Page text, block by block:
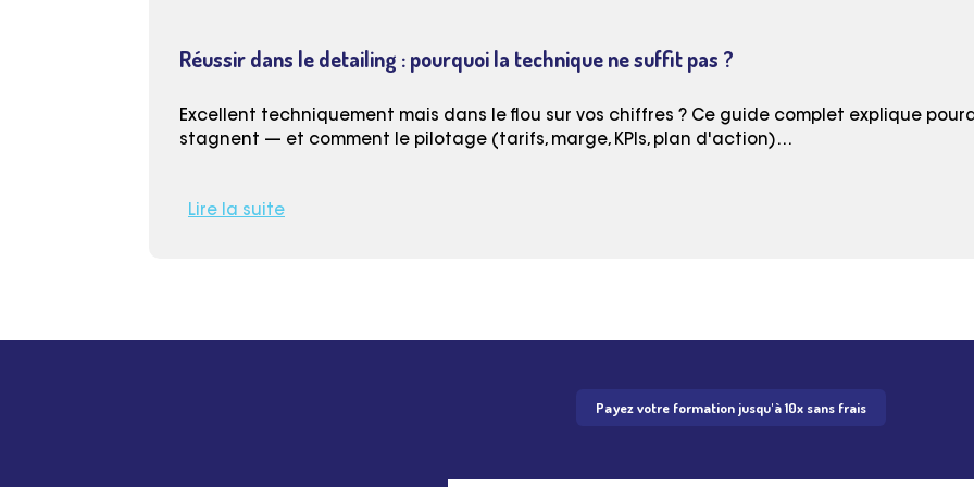
Réussir dans le detailing : pourquoi la technique ne suffit pas ?
Excellent techniquement mais dans le flou sur vos chiffres ? Ce guide complet explique
stagnent — et comment le pilotage (tarifs, marge, KPIs, plan d'action)…
Lire la suite
Payez votre formation jusqu'à 10x sans frais